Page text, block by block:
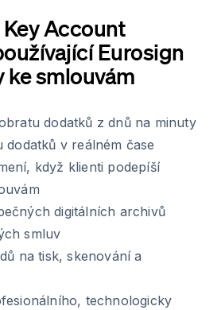
Account
Eurosign
ke smlouvám
dodatků z dnů na minuty
dodatků v reálném čase
když klienti podepíší
digitálních archivů
smluv
na tisk, skenování a
technologicky